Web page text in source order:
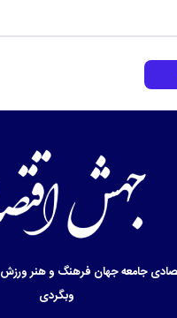
جامعهجهان فرهنگ و هنرورزش
وبگردی